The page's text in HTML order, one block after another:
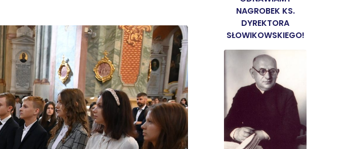
NAGROBEK KS.
DYREKTORA
SŁOWIKOWSKIEGO!